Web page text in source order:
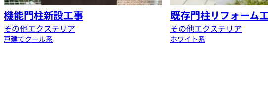
機能門柱新設工事
その他エクステリア
戸建てクール系
既存門柱リフォーム
その他エクステリア
ホワイト系